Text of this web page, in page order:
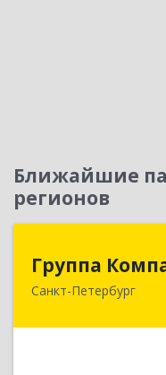
Ближайшие
регионов
Группа
Санкт-Петербург
Группа
195112, Санкт-